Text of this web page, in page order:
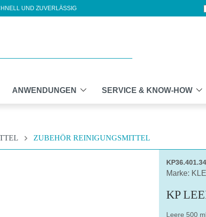
UND ZUVERLÄSSIG
ANWENDUNGEN SERVICE & KNOW-HOW
ZUBEHÖR REINIGUNGSMITTEL
Marke:
KP
Leere 500